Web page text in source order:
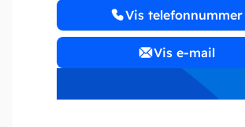
Vis telefonnummer
Vis e-mail